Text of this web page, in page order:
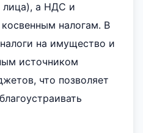
лица), а НДС и
налогам. В
на имущество и
источником
что позволяет